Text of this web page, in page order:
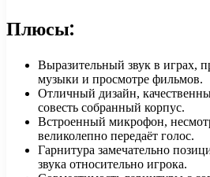
Плюсы:
Выразительный звук в играх,
музыки и просмотре фильмов.
Отличный дизайн,
совесть собранный корпус.
Встроенный микрофон,
великолепно передаёт голос.
Гарнитура замечательно
звука относительно игрока.